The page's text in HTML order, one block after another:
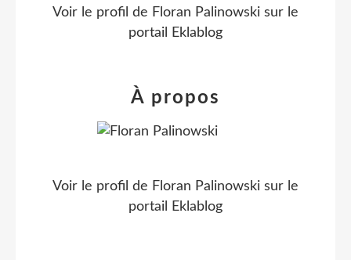
Voir le profil de Floran Palinowski sur le
portail Eklablog
À propos
Voir le profil de Floran Palinowski sur le
portail Eklablog